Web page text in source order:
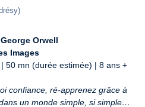
)
Orwell
Images
50 mn (durée estimée) | 8 ans +
confiance, ré-apprenez grâce à
un monde simple, si simple…